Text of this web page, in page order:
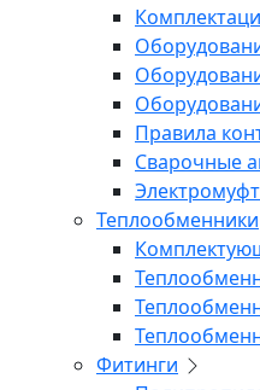
Правила
Сварочные
Теплообменники
Фитинги